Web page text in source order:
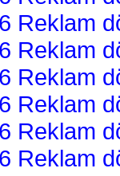
Reklam
Reklam
Reklam
Reklam
Reklam
Reklam